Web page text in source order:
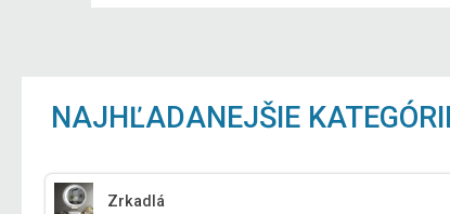
NAJHĽADANEJŠIE
Zrkadlá